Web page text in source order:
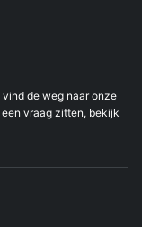
de weg naar onze
vraag zitten, bekijk